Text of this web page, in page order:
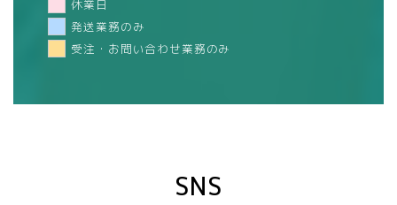
休業日
発送業務のみ
受注・お問い合わせ業務のみ
SNS